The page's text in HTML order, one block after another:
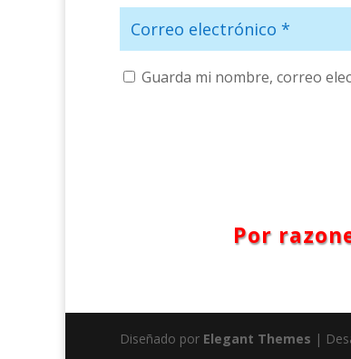
Guarda mi nombre, correo
Por
Diseñado por Elegant Themes |